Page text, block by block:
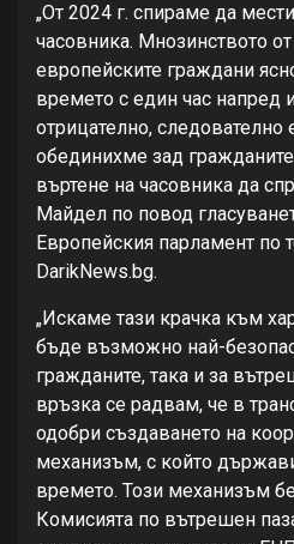
„От 2024 г. спираме да
часовника. Мнозинството
европейските граждани
времето с един час напред
отрицателно, следователно
обединихме зад
въртене на часовника да
Майдел по повод
Европейския парламент по
DarikNews.bg.
„Искаме тази крачка към
бъде възможно най-
гражданите, така и за
връзка се радвам, че в
одобри създаването на
механизъм, с който
времето. Този механизъм
Комисията по вътрешен